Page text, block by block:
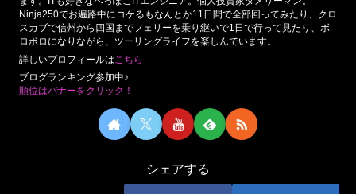
Ninja250でお遍路中にコケるもなんとか11日間で全部回ってみたり、クロ
スカブで信州から四国までフェリーを乗り継いで1日で行って見たり、ボ
ロボロになりながら、ツーリングライフを楽しんでいます。
詳しいプロフィールは こちら
ブログランキング参加中♪
順位はバナーをクリック！
シェアする